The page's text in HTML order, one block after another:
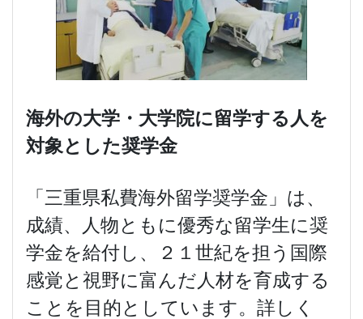
海外の大学・大学院に留学する人を
対象とした奨学金
「三重県私費海外留学奨学金」は、
成績、人物ともに優秀な留学生に奨
学金を給付し、２１世紀を担う国際
感覚と視野に富んだ人材を育成する
ことを目的としています。詳しく